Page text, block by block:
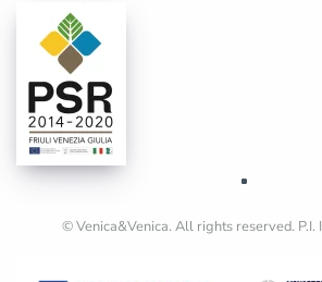
© Venica&Venica. All rights reserved.